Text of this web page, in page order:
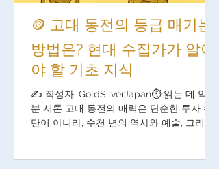
🪙 고대 동전의 등급 매기는
방법은? 현대 수집가가 알아
야 할 기초 지식
✍️ 작성자: GoldSilverJapan⏱️ 읽는 데 약 6
분 서론 고대 동전의 매력은 단순한 투자 수
단이 아니라, 수천 년의 역사와 예술, 그리고